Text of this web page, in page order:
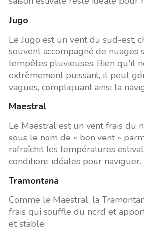
Jugo
Le Jugo est un vent du sud-est,
souvent accompagné de nuages
tempêtes pluvieuses. Bien qu'il
extrêmement puissant, il peut
vagues, compliquant ainsi la
Maestral
Le Maestral est un vent frais du
sous le nom de « bon vent »
rafraîchit les températures
conditions idéales pour naviguer.
Tramontana
Comme le Maestral, la
frais qui souffle du nord et
et stable.